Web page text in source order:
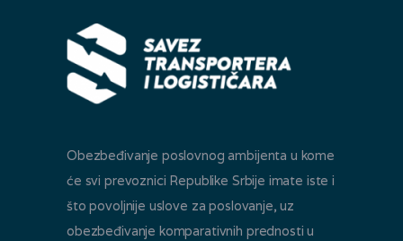
Obezbeđivanje poslovnog ambijenta u kome
će svi prevoznici Republike Srbije imate iste i
što povoljnije uslove za poslovanje, uz
obezbeđivanje komparativnih prednosti u